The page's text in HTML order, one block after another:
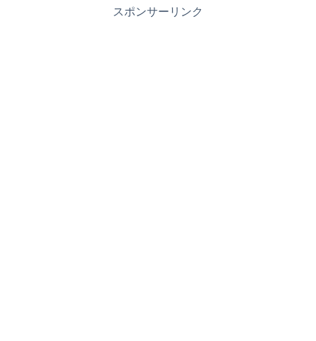
スポンサーリンク